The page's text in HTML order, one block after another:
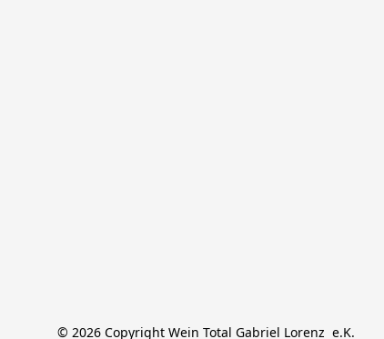
© 2026 Copyright Wein Total Gabriel Lorenz  e.K.